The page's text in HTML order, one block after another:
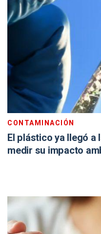
CONTAMINACIÓN
El plástico ya llegó
medir su impacto